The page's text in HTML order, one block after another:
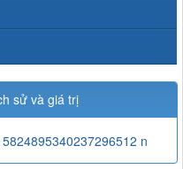
sử và giá trị